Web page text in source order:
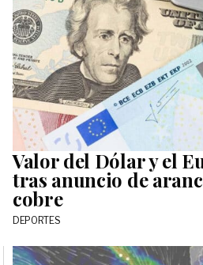
Valor del Dólar y el
tras anuncio de
cobre
DEPORTES